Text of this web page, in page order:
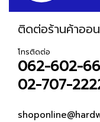
ติดต่อร้านค้าออ
โทรติดต่อ
062-602-
02-707-